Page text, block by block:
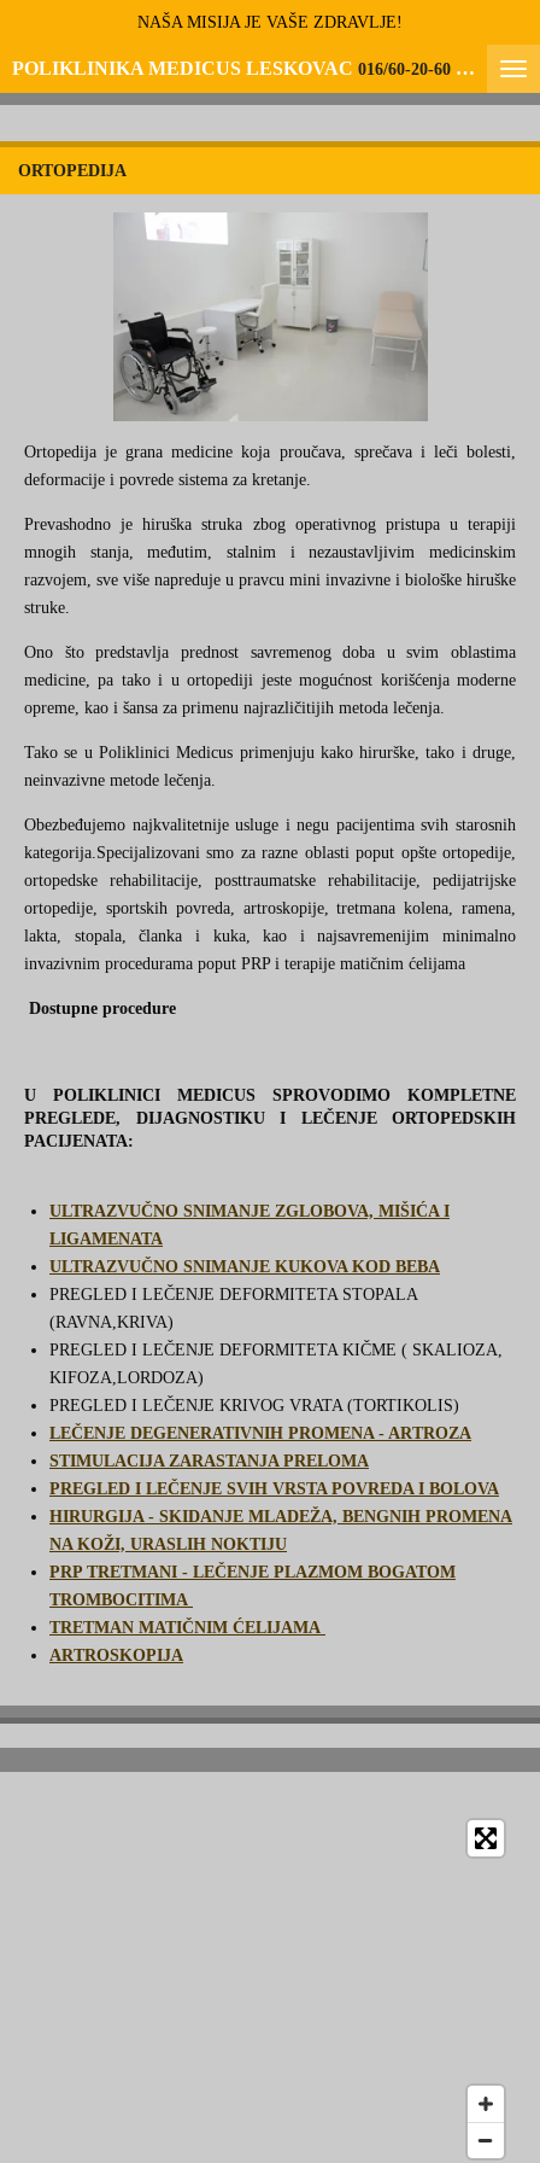
main
content
POLIKLINIKA MEDICUS LESKOVAC 016/60-20-60
NAŠA MISIJA JE VAŠE ZDRAVLJE!
ORTOPEDIJA
Ortopedija je grana medicine koja proučava, sprečava i leči bolesti,
deformacije i povrede sistema za kretanje.
Prevashodno je hiruška struka zbog operativnog pristupa u terapiji
mnogih stanja, međutim, stalnim i nezaustavljivim medicinskim
razvojem, sve više napreduje u pravcu mini invazivne i biološke hiruške
struke.
Ono što predstavlja prednost savremenog doba u svim oblastima
medicine, pa tako i u ortopediji jeste mogućnost korišćenja moderne
opreme, kao i šansa za primenu najrazličitijih metoda lečenja.
Tako se u Poliklinici Medicus primenjuju kako hirurške, tako i druge,
neinvazivne metode lečenja.
Obezbeđujemo najkvalitetnije usluge i negu pacijentima svih starosnih
kategorija.Specijalizovani smo za razne oblasti poput opšte ortopedije,
ortopedske rehabilitacije, posttraumatske rehabilitacije, pedijatrijske
ortopedije, sportskih povreda, artroskopije, tretmana kolena, ramena,
lakta, stopala, članka i kuka,kao inajsavremenijim minimalno
invazivnim procedurama poput PRP i terapije matičnim ćelijama
Dostupne procedure
U POLIKLINICI MEDICUS SPROVODIMO KOMPLETNE
PREGLEDE, DIJAGNOSTIKU I LEČENJE ORTOPEDSKIH
PACIJENATA:
ULTRAZVUČNO SNIMANJE ZGLOBOVA, MIŠIĆA I
LIGAMENATA
ULTRAZVUČNO SNIMANJE KUKOVA KOD BEBA
PREGLED I LEČENJE DEFORMITETA STOPALA
(RAVNA,KRIVA)
PREGLED I LEČENJE DEFORMITETA KIČME ( SKALIOZA,
KIFOZA,LORDOZA)
PREGLED I LEČENJE KRIVOG VRATA (TORTIKOLIS)
LEČENJE DEGENERATIVNIH PROMENA - ARTROZA
STIMULACIJA ZARASTANJA PRELOMA
PREGLED I LEČENJE SVIH VRSTA POVREDA I BOLOVA
HIRURGIJA - SKIDANJE MLADEŽA, BENGNIH PROMENA
NA KOŽI, URASLIH NOKTIJU
PRP TRETMANI - LEČENJE PLAZMOM BOGATOM
TROMBOCITIMA
TRETMAN MATIČNIM ĆELIJAMA
ARTROSKOPIJA